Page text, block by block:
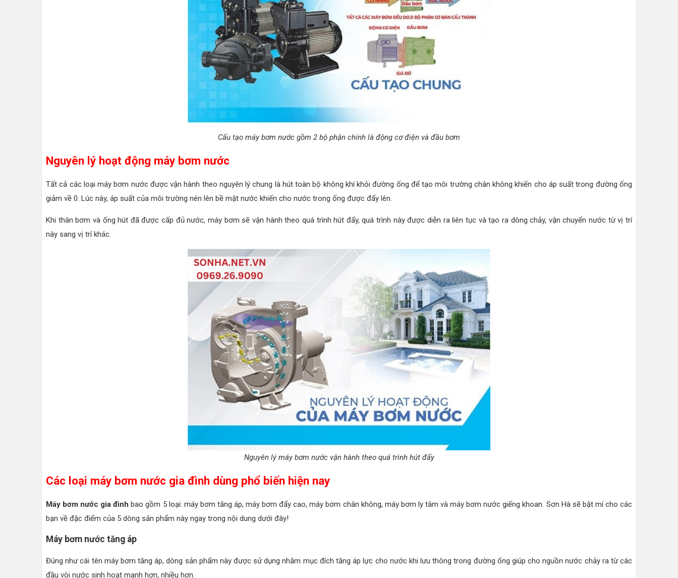
Cấu tạo máy bơm nước gồm 2 bộ phận chính là động cơ điện và đầu bơm
Nguyên lý hoạt động máy bơm nước
Tất cả các loại máy bơm nước được vận hành theo nguyên lý chung là hút toàn bộ không khí khỏi đường ống để tạo môi trường chân không khiến cho áp suất trong đường ống
giảm về 0. Lúc này, áp suất của môi trường nén lên bề mặt nước khiến cho nước trong ống được đẩy lên.
Khi thân bơm và ống hút đã được cấp đủ nước, máy bơm sẽ vận hành theo quá trình hút đẩy, quá trình này được diễn ra liên tục và tạo ra dòng chảy, vận chuyển nước từ vị trí
này sang vị trí khác.
Nguyên lý máy bơm nước vận hành theo quá trình hút đẩy
Các loại máy bơm nước gia đình dùng phổ biến hiện nay
Máy bơm nước gia đình bao gồm 5 loại: máy bơm tăng áp, máy bơm đẩy cao, máy bơm chân không, máy bơm ly tâm và máy bơm nước giếng khoan. Sơn Hà sẽ bật mí cho các
bạn về đặc điểm của 5 dòng sản phẩm này ngay trong nội dung dưới đây!
Máy bơm nước tăng áp
Đúng như cái tên máy bơm tăng áp, dòng sản phẩm này được sử dụng nhằm mục đích tăng áp lực cho nước khi lưu thông trong đường ống giúp cho nguồn nước chảy ra từ các
đầu vòi nước sinh hoạt mạnh hơn, nhiều hơn.